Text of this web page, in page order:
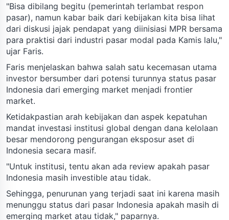
"Bisa dibilang begitu (pemerintah terlambat respon
pasar), namun kabar baik dari kebijakan kita bisa lihat
dari diskusi jajak pendapat yang diinisiasi MPR bersama
para praktisi dari industri pasar modal pada Kamis lalu,"
ujar Faris.
Faris menjelaskan bahwa salah satu kecemasan utama
investor bersumber dari potensi turunnya status pasar
Indonesia dari emerging market menjadi frontier
market.
Ketidakpastian arah kebijakan dan aspek kepatuhan
mandat investasi institusi global dengan dana kelolaan
besar mendorong pengurangan eksposur aset di
Indonesia secara masif.
"Untuk institusi, tentu akan ada review apakah pasar
Indonesia masih investible atau tidak.
Sehingga, penurunan yang terjadi saat ini karena masih
menunggu status dari pasar Indonesia apakah masih di
emerging market atau tidak," paparnya.